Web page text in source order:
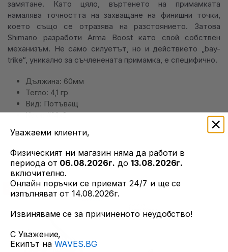
замятане. Като цяло, въртенето на примамката
намалява точността на захващане на финишни точки,
което също се отразява на разстоянието. Затова
Shimano разработи Arma Boost като свой собствен
механизъм. Не само силуетът, но и действието „bay-
trike“, уникално за съчленената примамка, е специфично.
Дължина: 60мм
Тегло: 4,1 гр
Вид: Потъващ
Куки: #14x2
ОЩЕ ОТ ТОЗИ ПРОИЗВОДИТЕЛ
-25%
Уважаеми клиенти,
Физическият ни магазин няма да работи в
периода от 06.08.2026г. до 13.08.2026г.
включително.
Онлайн поръчки се приемат 24/7 и ще се
изпълняват от 14.08.2026г.
Извиняваме се за причиненото неудобство!
С Уважение,
Екипът на WAVES.BG